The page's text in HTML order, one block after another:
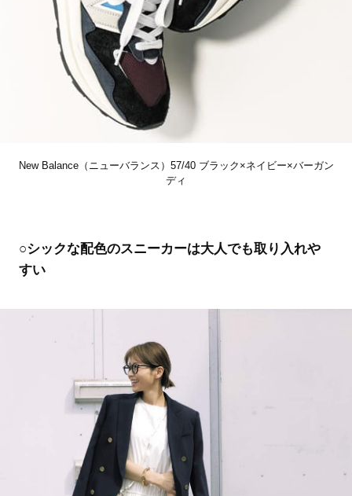
New Balance（ニューバランス）57/40 ブラック×ネイビー×バーガン
ディ
○シックな配色のスニーカーは大人でも取り入れや
すい